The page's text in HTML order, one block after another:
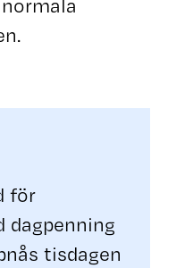
för
dagpenning
tisdagen